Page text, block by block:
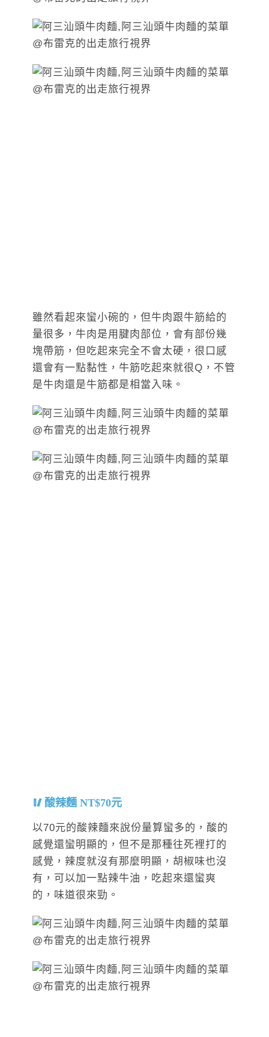
雖然看起來蠻小碗的，但牛肉跟牛筋給的
量很多，牛肉是用腱肉部位，會有部份幾
塊帶筋，但吃起來完全不會太硬，很口感
還會有一點黏性，牛筋吃起來就很Q，不管
是牛肉還是牛筋都是相當入味。
酸辣麵 NT$70元
以70元的酸辣麵來說份量算蠻多的，酸的
感覺還蠻明顯的，但不是那種往死裡打的
感覺，辣度就沒有那麼明顯，胡椒味也沒
有，可以加一點辣牛油，吃起來還蠻爽
的，味道很來勁。